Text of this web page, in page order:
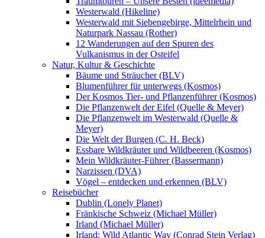
Westerwald (Hikeline)
Westerwald mit Siebengebirge, Mittelrhein und
Naturpark Nassau (Rother)
12 Wanderungen auf den Spuren des
Vulkanismus in der Osteifel
Natur, Kultur & Geschichte
Bäume und Sträucher (BLV)
Blumenführer für unterwegs (Kosmos)
Der Kosmos Tier- und Pflanzenführer (Kosmos)
Die Pflanzenwelt der Eifel (Quelle & Meyer)
Die Pflanzenwelt im Westerwald (Quelle &
Meyer)
Die Welt der Burgen (C. H. Beck)
Essbare Wildkräuter und Wildbeeren (Kosmos)
Mein Wildkräuter-Führer (Bassermann)
Narzissen (DVA)
Vögel – entdecken und erkennen (BLV)
Reisebücher
Dublin (Lonely Planet)
Fränkische Schweiz (Michael Müller)
Irland (Michael Müller)
Irland: Wild Atlantic Way (Conrad Stein Verlag)